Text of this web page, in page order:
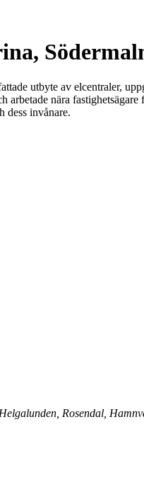
utbyte av elcentraler,
nära
dess invånare.
Rosendal,